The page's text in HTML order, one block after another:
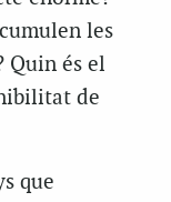
les
Quin és el
de
que